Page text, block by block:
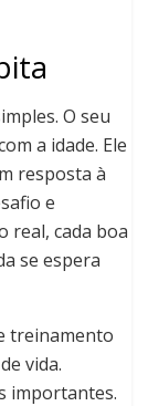
O seu
a idade. Ele
resposta à
e
real, cada boa
se espera
treinamento
vida.
importantes.